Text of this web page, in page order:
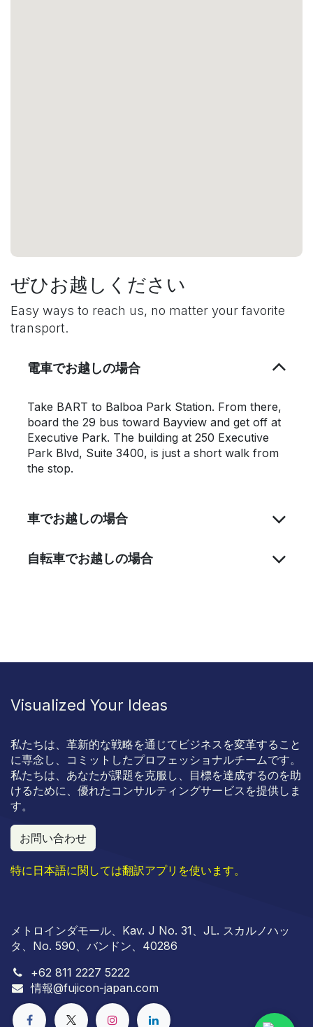
ぜひお越しください
Easy ways to reach us, no matter your favorite
transport.
電車でお越しの場合
Take BART to Balboa Park Station. From there,
board the 29 bus toward Bayview and get off at
Executive Park. The building at 250 Executive
Park Blvd, Suite 3400, is just a short walk from
the stop.
車でお越しの場合
自転車でお越しの場合
Visualized Your Ideas
私たちは、革新的な戦略を通じてビジネスを変革すること
に専念し、コミットしたプロフェッショナルチームです。
私たちは、あなたが課題を克服し、目標を達成するのを助
けるために、優れたコンサルティングサービスを提供しま
す。
お問い合わせ
特に日本語に関しては翻訳アプリを使います。
メトロインダモール、Kav. J No. 31、JL. スカルノハッ
タ、No. 590、バンドン、40286
+62 811 2227 5222
情報@fujicon-japan.com